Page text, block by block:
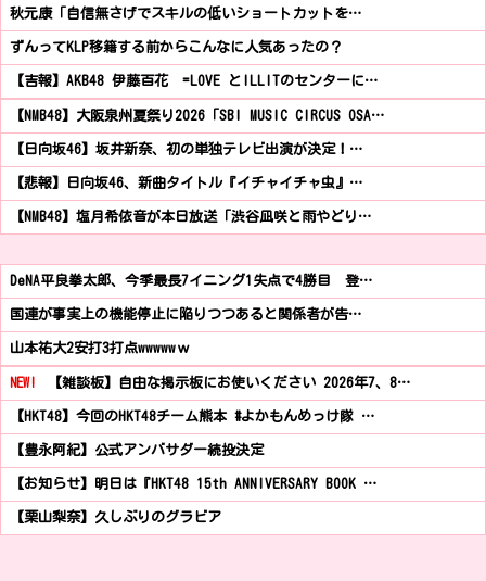
秋元康「自信無さげでスキルの低いショートカットを…
ずんってKLP移籍する前からこんなに人気あったの？
【吉報】AKB48 伊藤百花 =LOVE とILLITのセンターに…
【NMB48】大阪泉州夏祭り2026「SBI MUSIC CIRCUS OSA…
【日向坂46】坂井新奈、初の単独テレビ出演が決定！…
【悲報】日向坂46、新曲タイトル『イチャイチャ虫』…
【NMB48】塩月希依音が本日放送「渋谷凪咲と雨やどり…
DeNA平良拳太郎、今季最長7イニング1失点で4勝目 登…
国連が事実上の機能停止に陥りつつあると関係者が告…
山本祐大2安打3打点wwwwwｗ
NEW! 【雑談板】自由な掲示板にお使いください 2026年7、8…
【HKT48】今回のHKT48チーム熊本 #よかもんめっけ隊 …
【豊永阿紀】公式アンバサダー続投決定
【お知らせ】明日は『HKT48 15th ANNIVERSARY BOOK …
【栗山梨奈】久しぶりのグラビア